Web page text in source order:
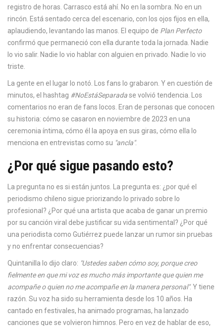
registro de horas. Carrasco está ahí. No en la sombra. No en un
rincón. Está sentado cerca del escenario, con los ojos fijos en ella,
aplaudiendo, levantando las manos. El equipo de Plan Perfecto
confirmó que permaneció con ella durante toda la jornada. Nadie
lo vio salir. Nadie lo vio hablar con alguien en privado. Nadie lo vio
triste.
La gente en el lugar lo notó. Los fans lo grabaron. Y en cuestión de
minutos, el hashtag #NoEstáSeparadase volvió tendencia. Los
comentarios no eran de fans locos. Eran de personas que conocen
su historia: cómo se casaron en noviembre de 2023 en una
ceremonia íntima, cómo él la apoya en sus giras, cómo ella lo
menciona en entrevistas como su "ancla".
¿Por qué sigue pasando esto?
La pregunta no es si están juntos. La pregunta es: ¿por qué el
periodismo chileno sigue priorizando lo privado sobre lo
profesional? ¿Por qué una artista que acaba de ganar un premio
por su canción viral debe justificar su vida sentimental? ¿Por qué
una periodista como Gutiérrez puede lanzar un rumor sin pruebas
y no enfrentar consecuencias?
Quintanilla lo dijo claro: "Ustedes saben cómo soy, porque creo
fielmente en que mi voz es mucho más importante que quien me
acompañe o quien no me acompañe en la manera personal". Y tiene
razón. Su voz ha sido su herramienta desde los 10 años. Ha
cantado en festivales, ha animado programas, ha lanzado
canciones que se volvieron himnos. Pero en vez de hablar de eso,